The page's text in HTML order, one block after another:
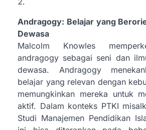
Andragogy: Belajar yang
Dewasa
Malcolm Knowles
andragogy sebagai seni dan
dewasa. Andragogy
belajar yang relevan dengan
memungkinkan mereka untuk
aktif. Dalam konteks PTKI
Studi Manajemen Pendidikan